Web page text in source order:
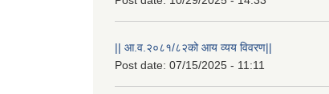
|| आ.व.२०८१/८२को आय व्यय विवरण||
Post date: 07/15/2025 - 11:11